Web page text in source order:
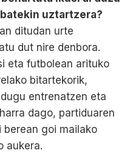
uztartzera?
ditudan urte
dut nire denbora.
eta futbolean arituko
bitartekorik,
entrenatzen eta
dago, partiduaren
berean goi mailako
aukera.